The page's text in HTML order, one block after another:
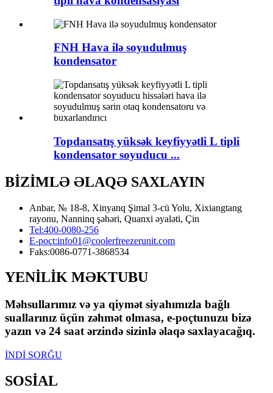
FNH Hava ilə soyudulmuş
kondensator
Topdansatış yüksək keyfiyyətli L tipli
kondensator soyuducu ...
BİZİMLƏ ƏLAQƏ SAXLAYIN
Anbar, № 18-8, Xinyanq Şimal 3-cü Yolu, Xixiangtang
rayonu, Nanninq şəhəri, Quanxi əyaləti, Çin
Tel:400-0080-256
E-poçt:info01@coolerfreezerunit.com
Faks:0086-0771-3868534
YENİLİK MƏKTUBU
Məhsullarımız və ya qiymət siyahımızla bağlı
suallarınız üçün zəhmət olmasa, e-poçtunuzu bizə
yazın və 24 saat ərzində sizinlə əlaqə saxlayacağıq.
İNDİ SORĞU
SOSİAL